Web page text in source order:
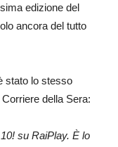
edizione del
ancora del tutto
stato lo stesso
della Sera:
su RaiPlay. È lo